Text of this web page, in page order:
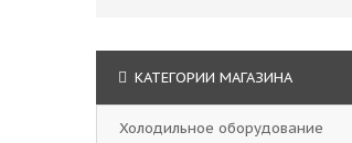
КАТЕГОРИИ МАГАЗИНА
Холодильное оборудование